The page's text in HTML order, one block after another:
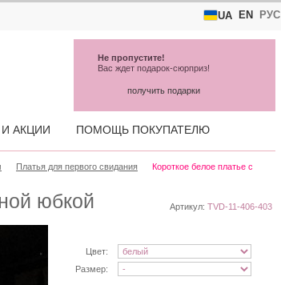
UA EN РУС
юбкой Артикул: TVD-11-406-403
Цвет:
Размер:
Платья для первого свидания
Короткое белое платье с
АКЦИИ ПОМОЩЬ ПОКУПАТЕЛЮ
Не пропустите!
Вас ждет подарок-сюрприз!
получить подарки